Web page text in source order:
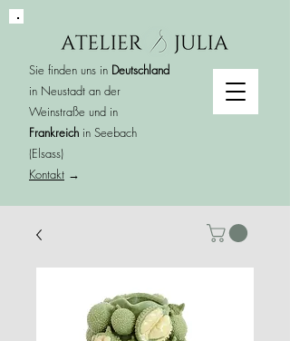
Sie finden uns in Deutschland
in Neustadt an der
Weinstraße und in
Frankreich in Seebach
(Elsass)
Kontakt →